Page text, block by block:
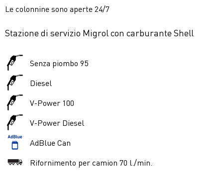
Le colonnine sono aperte 24/7
Stazione di servizio Migrol con carburante Shell
Senza piombo 95
Diesel
V-Power 100
V-Power Diesel
AdBlue Can
Rifornimento per camion 70 l./min.